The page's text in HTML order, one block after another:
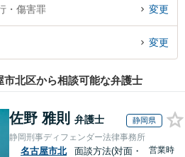
弁護士に相談予約したい』などでお困りの
・傷害罪 変更
変更
北区から相談可能な弁護士
佐野 雅則 弁護士 静岡県
静岡刑事ディフェンダー法律事務所
名古屋市北
面談方法(対面・
営業時